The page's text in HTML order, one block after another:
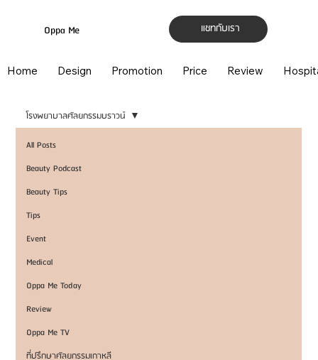
แชทกับเรา
Oppa Me
Home Design Promotion Price Review
All Posts
Beauty Podcast
Beauty Tips
Tips
Event
Medical
Oppa Me Today
Review
Oppa Me TV
ที่ปรึกษาศัลยกรรมเกาหลี
โรงพยาบาลศัลยกรรมบราวน์